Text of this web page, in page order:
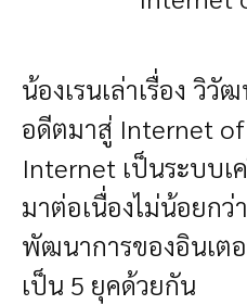
น้องเรนเล่าเรื่อง วิ
อดีตมาสู่ Internet
Internet เป็นระบบ
มาต่อเนื่องไม่น้อยก
พัฒนาการของอินเต
เป็น 5 ยุคด้วยกัน